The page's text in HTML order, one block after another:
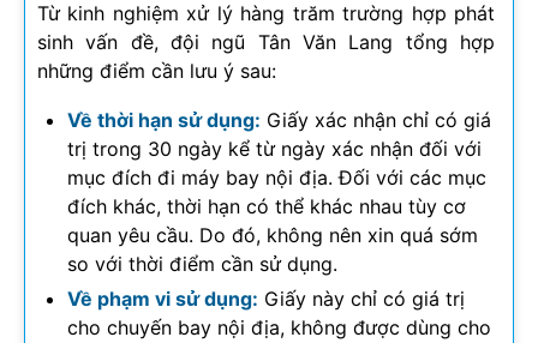
Từ kinh nghiệm xử lý hàng trăm trường hợp phát
sinh vấn đề, đội ngũ Tân Văn Lang tổng hợp
những điểm cần lưu ý sau:
Về thời hạn sử dụng: Giấy xác nhận chỉ có giá
trị trong 30 ngày kể từ ngày xác nhận đối với
mục đích đi máy bay nội địa. Đối với các mục
đích khác, thời hạn có thể khác nhau tùy cơ
quan yêu cầu. Do đó, không nên xin quá sớm
so với thời điểm cần sử dụng.
Về phạm vi sử dụng: Giấy này chỉ có giá trị
cho chuyến bay nội địa, không được dùng cho